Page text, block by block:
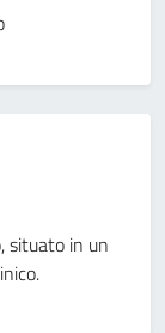
situato in un